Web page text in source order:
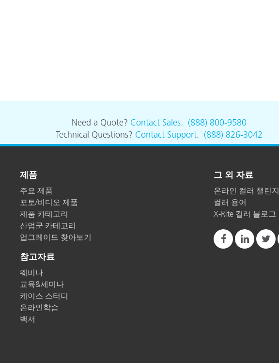
Need a Quote? Contact Sales. (888) 800-9580
Technical Questions? Contact Support. (888) 826-3042
제품
주요 제품
포토/비디오 제품
제품 카테고리
산업군 카테고리
업그레이드 찾아보기
참고자료
웨비나
교육&세미나
케이스 스터디
온라인학습
백서
그 외 자료
온라인 컬러 챌린지
컬러 용어
X-Rite 컬러 블로그